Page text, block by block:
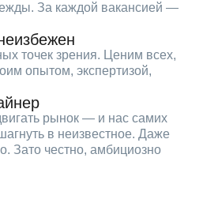
За каждой вакансией —
точек зрения. Ценим всех,
опытом, экспертизой,
рынок — и нас самих
в неизвестное. Даже
Зато честно, амбициозно